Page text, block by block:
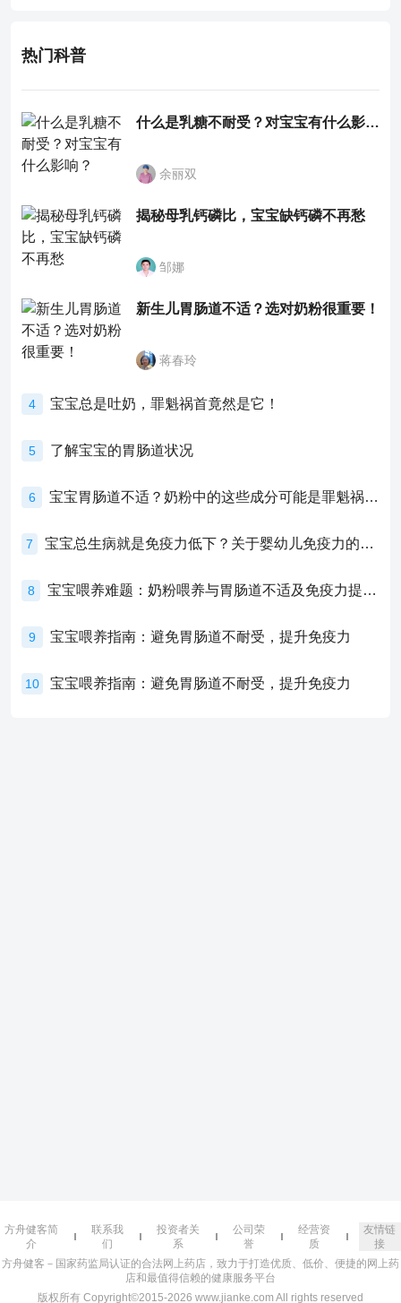
热门科普
什么是乳糖不耐受？对宝宝有什么影响？
余丽双
揭秘母乳钙磷比，宝宝缺钙磷不再愁
邹娜
新生儿胃肠道不适？选对奶粉很重要！
蒋春玲
4 宝宝总是吐奶，罪魁祸首竟然是它！
5 了解宝宝的胃肠道状况
6 宝宝胃肠道不适？奶粉中的这些成分可能是罪魁祸首！
7 宝宝总生病就是免疫力低下？关于婴幼儿免疫力的真相，家长必须了解！
8 宝宝喂养难题：奶粉喂养与胃肠道不适及免疫力提升的奥秘
9 宝宝喂养指南：避免胃肠道不耐受，提升免疫力
10 宝宝喂养指南：避免胃肠道不耐受，提升免疫力
方舟健客简
介
联系我
们
投资者关
系
公司荣
誉
经营资
质
友情链
接
方舟健客－国家药监局认证的合法网上药店，致力于打造优质、低价、便捷的网上药
店和最值得信赖的健康服务平台
版权所有 Copyright©2015-2026 www.jianke.com All rights reserved